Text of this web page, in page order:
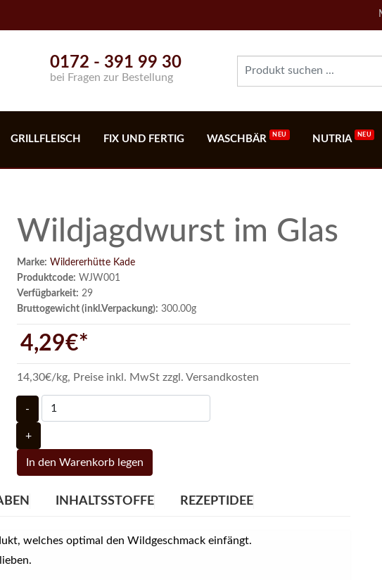
0172 - 391 99 30
bei Fragen zur Bestellung
GRILLFLEISCH FIX UND FERTIG WASCHBÄR NUTRIA
Wildjagdwurst im Glas
Marke: Wildererhütte Kade
Produktcode: WJW001
Verfügbarkeit: 29
Bruttogewicht (inkl.Verpackung): 300.00g
4,29€*
14,30€/kg, Preise inkl. MwSt zzgl. Versandkosten
-
+
In den Warenkorb legen
INHALTSSTOFFE REZEPTIDEE
welches optimal den Wildgeschmack einfängt.